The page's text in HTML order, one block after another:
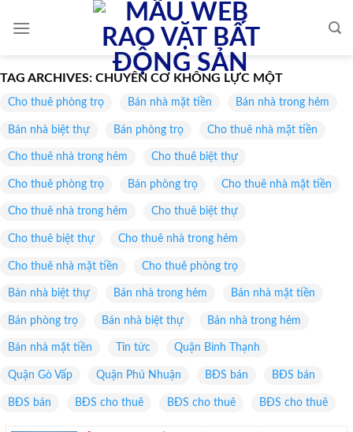
TAG ARCHIVES: CHUYÊN CƠ KHÔNG LỰC MỘT
Cho thuê phòng trọ Bán nhà mặt tiền Bán nhà trong hẻm
Bán nhà biệt thự Bán phòng trọ Cho thuê nhà mặt tiền
Cho thuê nhà trong hẻm Cho thuê biệt thự
Cho thuê phòng trọ Bán phòng trọ Cho thuê nhà mặt tiền
Cho thuê nhà trong hẻm Cho thuê biệt thự
Cho thuê biệt thự Cho thuê nhà trong hẻm
Cho thuê nhà mặt tiền Cho thuê phòng trọ
Bán nhà biệt thự Bán nhà trong hẻm Bán nhà mặt tiền
Bán phòng trọ Bán nhà biệt thự Bán nhà trong hẻm
Bán nhà mặt tiền Tin tức Quận Bình Thạnh
Quận Gò Vấp Quận Phú Nhuận BĐS bán BĐS bán
BĐS bán BĐS cho thuê BĐS cho thuê BĐS cho thuê